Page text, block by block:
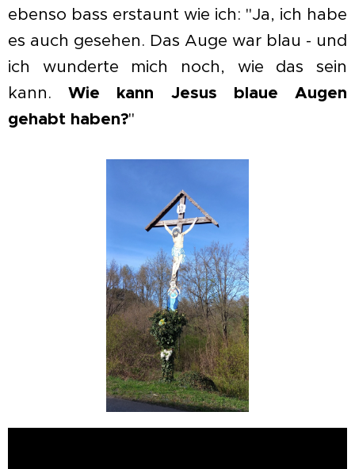
ebenso bass erstaunt wie ich: "Ja, ich habe
es auch gesehen. Das Auge war blau - und
ich wunderte mich noch, wie das sein
kann.Wie kann Jesus blaue Augen
gehabt haben?"